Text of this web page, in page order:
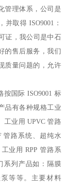
管理体系，公司是
取得 ISO9001：
证，我公司是中石
的售后服务，我们
质量问题的，允许
国际 ISO9001 标
品有各种规格工业
工业用 UPVC 管路
管路系统、超纯水
业用 RPP 管路系
系列产品如：隔膜
等等。主要材料